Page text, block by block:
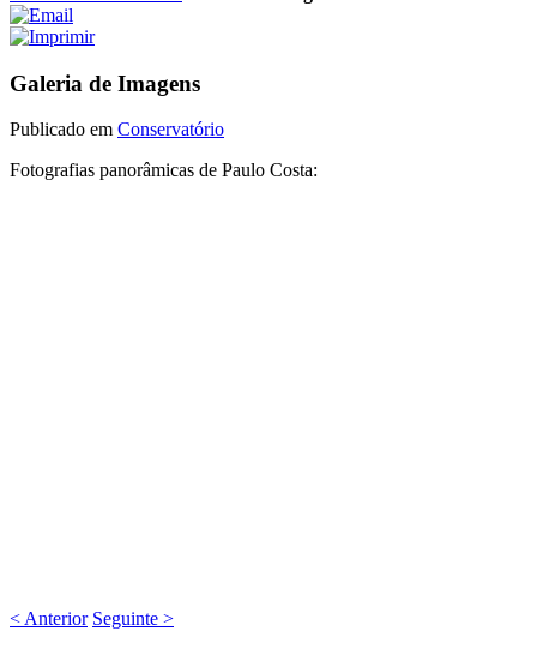
Galeria de Imagens
Publicado em Conservatório
Fotografias panorâmicas de Paulo Costa:
< Anterior Seguinte >